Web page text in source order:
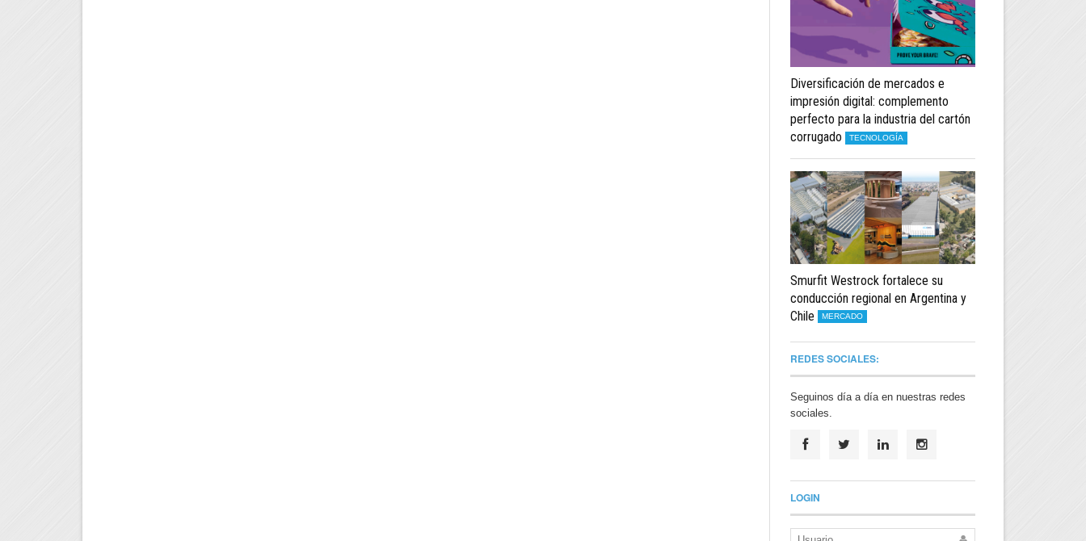
Diversificación de mercados e
impresión digital: complemento
perfecto para la industria del cartón
corrugado
TECNOLOGÍA
Smurfit Westrock fortalece su
conducción regional en Argentina y
Chile
MERCADO
REDES SOCIALES:
Seguinos día a día en nuestras redes
sociales.
LOGIN